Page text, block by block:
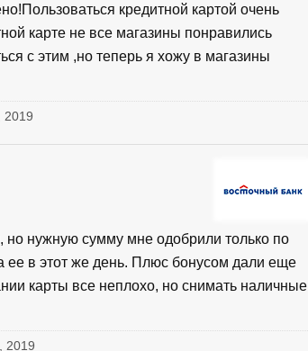
кредитной картой очень
карте не все магазины понравились
с этим ,но теперь я хожу в магазины
2019
но нужную сумму мне одобрили только по
ее в этот же день. Плюс бонусом дали еще
карты все неплохо, но снимать наличные
2019